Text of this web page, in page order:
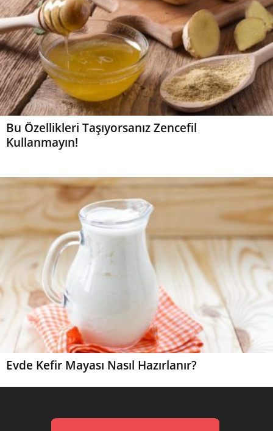
Bu Özellikleri Taşıyorsanız Zencefil
Kullanmayın!
Evde Kefir Mayası Nasıl Hazırlanır?